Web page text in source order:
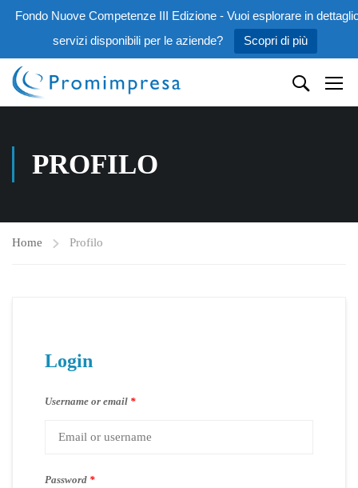
Fondo Nuove Competenze III Edizione - Vuoi esplorare in
servizi disponibili per le aziende?
Scopri di più
PROFILO
Home Profilo
Login
Username or email *
Password *